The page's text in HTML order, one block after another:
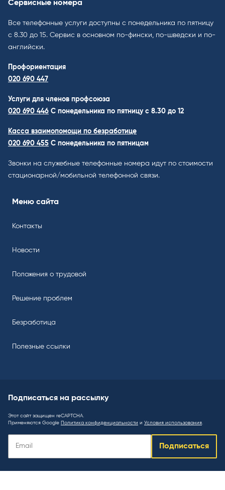
Сервисные номера
Все телефонные услуги доступны с понедельника по пятницу
с 8.30 до 15. Cервис в основном по-фински, по-шведски и по-
английски.
Профориентация
020 690 447
Услуги для членов профсоюза
020 690 446 C понедельника по пятницу с 8.30 до 12
Касса взаимопомощи по безработице
020 690 455 С понедельника по пятницам
Звонки на служебные телефонные номера идут по стоимости
стационарной/мобильной телефонной связи.
Меню сайта
Контакты
Новости
Положения о трудовой
Решение проблем
Безработица
Полезные ссылки
Подписаться на рассылку
Этот сайт защищен reCAPTCHA.
Применяются Google Политика конфиденциальности и Условия использования
Подписаться